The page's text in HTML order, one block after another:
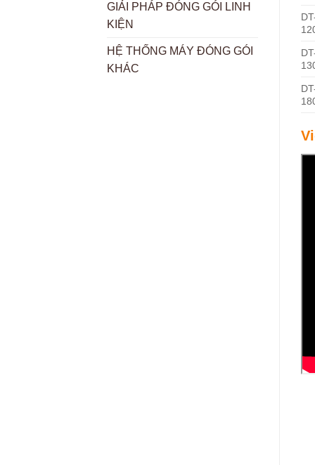
GIẢI PHÁP ĐÓNG GÓI LINH
KIỆN
HỆ THỐNG MÁY ĐÓNG GÓI
KHÁC